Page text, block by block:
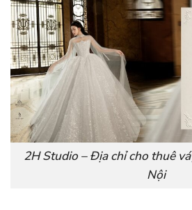
2H Studio – Địa chỉ cho thuê
Nội